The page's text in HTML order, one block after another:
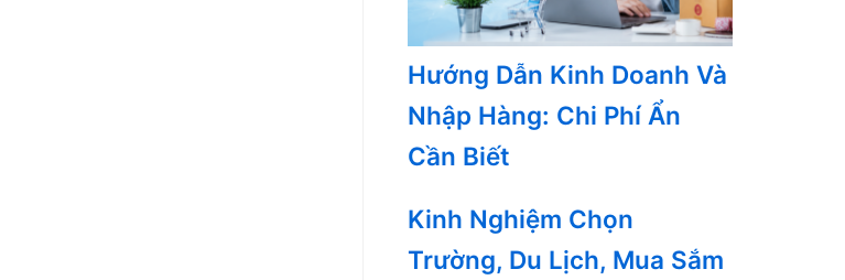
Hướng Dẫn Kinh Doanh Và
Nhập Hàng: Chi Phí Ẩn
Cần Biết
Kinh Nghiệm Chọn
Trường, Du Lịch, Mua Sắm